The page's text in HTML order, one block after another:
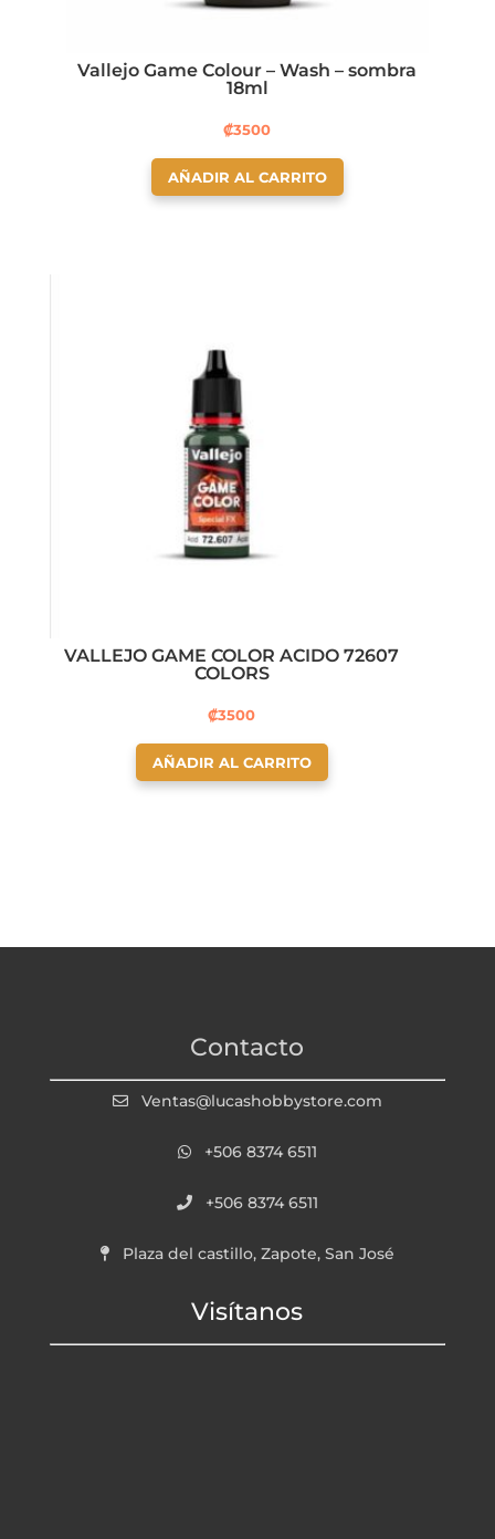
Vallejo Game Colour – Wash – sombra
18ml
₡3500
AÑADIR AL CARRITO
VALLEJO GAME COLOR ACIDO 72607
COLORS
₡3500
AÑADIR AL CARRITO
Contacto
Ventas@lucashobbystore.com
+506 8374 6511
+506 8374 6511
Plaza del castillo, Zapote, San José
Visítanos